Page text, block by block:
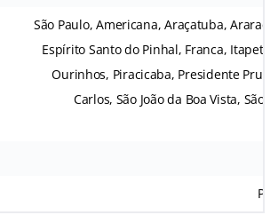
São Paulo, Americana, Araçatuba,
Espírito Santo do Pinhal, Franca,
Ourinhos, Piracicaba, Presidente
Carlos, São João da Boa Vista, São